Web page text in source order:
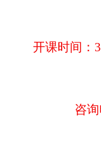
开课时间：
咨